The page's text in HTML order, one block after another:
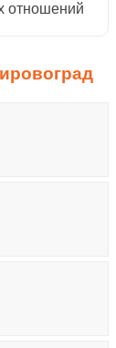
отношений